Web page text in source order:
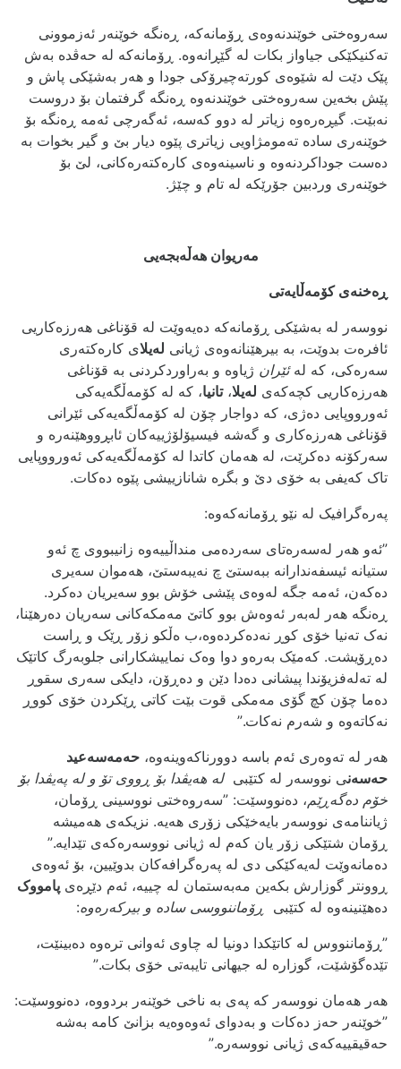
سەروەختی خوێندنەوەی ڕۆمانه‌که‌، ڕەنگە خوێنەر ئەزموونی
تەکنیکێکی جیاواز بکات لە گێڕانەوە. ڕۆمانه‌که‌ له‌ حه‌ڤده‌ به‌ش
پێک دێت له‌ شێوه‌ی کورته‌چیرۆکی جودا و هه‌ر به‌شێکی پاش و
پێش بخه‌ین سه‌روه‌ختی خوێندنه‌وه‌ ڕه‌نگه‌ گرفتمان بۆ دروست
نه‌بێت. گیڕه‌ره‌وه‌ زیاتر لە دوو کەسه،‌ ئەگەرچی ئەمە ڕەنگە بۆ
خوێنەری سادە تەمومژاویی زیاتری پێوە دیار بێ و گیر بخوات بە
دەست جوداکردنەوە و ناسینەوەی کارەکتەرەکانی، لێ بۆ
خوێنەری وردبین جۆرێکە لە تام و چێژ.
مەریوان هەڵەبجەیی
ڕه‌خنه‌ی کۆمه‌ڵایه‌تی
نووسه‌ر لە بەشێکی ڕۆمانەکە دەیەوێت لە قۆناغی هەرزەکاریی
ئافرەت بدوێت، بە بیرهێنانەوەی ژیانی لەیلای کارەکتەری
سه‌ره‌کی، که‌ له‌ئێران ژیاوه‌ و بەراوردکردنی بە قۆناغی
هەرزەکاریی کچەکەی لەیلا،تانیا، که‌ لە کۆمەڵگەیەکی
ئەورووپایی ده‌ژی، کە دواجار چۆن لە کۆمەڵگەیەکی ئێرانی
قۆناغی هەرزەکاری و گەشە فیسیۆلۆژییەکان ئابڕووهێنەرە و
سەرکۆنه‌ دەکرێت، لە هەمان کاتدا لە کۆمەڵگەیەکی ئەورووپایی
تاک کەیفی به‌ خۆی دێ و بگره‌ شانازییشی پێوه‌ ده‌کات.
په‌ره‌گرافیک له‌ نێو ڕۆمانه‌که‌وه‌:
”ئەو هەر لەسەرەتای سەردەمی منداڵییەوە زانیبووی چ ئەو
ستیانە ئیسفەندارانە ببەستێ چ نەیبەستێ، هەموان سەیری
دەکەن، ئەمە جگە لەوەی پێشی خۆش بوو سەیریان دەکرد.
ڕەنگە هەر لەبەر ئەوەش بوو کاتێ مەمکەکانی سەریان دەرهێنا،
نەک تەنیا خۆی کوڕ نەدەکردەوە،ب ەڵکو زۆر ڕێک و ڕاست
دەڕۆیشت. کەمێک بەرەو دوا وەک نماییشکارانی جلوبەرگ کاتێک
لە تەلەفزیۆندا پیشانی دەدا دێن و دەڕۆن، دایکی سەری سقوڕ
دەما چۆن کچ گۆی مەمکی قوت بێت کاتی ڕێکردن خۆی کووڕ
نەکاتەوە و شەرم نەکات.”
هەر لە تەوەری ئەم باسە دوورناکەوینەوە، حەمەسەعید
حەسەنی نووسەر لە کتێبیلە هەیڤدا بۆ ڕووی تۆ و لە پەیڤدا بۆ
خۆم دەگەڕێم، دەنووسێت: ”سەروەختی نووسینی ڕۆمان،
ژیاننامەی نووسەر بایەخێکی زۆری هەیە. نزیکەی هەمیشە
ڕۆمان شتێکی زۆر یان کەم لە ژیانی نووسەرەکەی تێدایە.”
دەمانەوێت لەیەکێکی دی لە پەرەگرافەکان بدوێیین، بۆ ئەوەی
ڕوونتر گوزارش بکه‌ین مەبەستمان لە چییە، ئەم دێڕەی پامووک
دەهێنینەوە لە کتێبی ڕۆماننووسی سادە و بیرکەرەوە:
”ڕۆماننووس لە کاتێکدا دونیا لە چاوی ئەوانی ترەوە دەبینێت،
تێدەگۆشێت، گوزارە لە جیهانی تایبەتی خۆی بکات.”
هەر هه‌مان نووسه‌ر کە پەی بە ناخی خوێنەر بردووە، ده‌نووسێت:
”خوێنەر حەز دەکات و بەدوای ئەوەوەیە بزانێ کامە بەشە
حەقیقییەکەی ژیانی نووسەرە.”